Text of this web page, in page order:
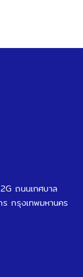
ถนนเทศบาล
กรุงเทพมหานคร